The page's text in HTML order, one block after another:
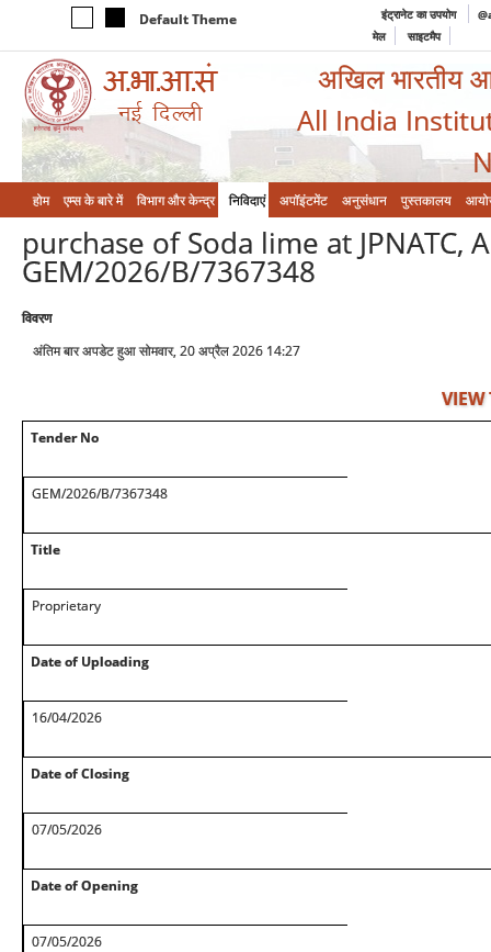
Default Theme इंट्रानेट का उपयोग
मेल
साइटमैप
अखिल भारतीय
All India
होम एम्‍स के बारे में विभाग और केन्‍द्र निविदाएं अपॉइंटमेंट अनुसंधान पुस्तकालय
purchase of Soda lime at JPNATC,
GEM/2026/B/7367348
विवरण
अंतिम बार अपडेट हुआ सोमवार, 20 अप्रैल 2026 14:27
VIEW
Tender No
GEM/2026/B/7367348
Title
Proprietary
Date of Uploading
16/04/2026
Date of Closing
07/05/2026
Date of Opening
07/05/2026